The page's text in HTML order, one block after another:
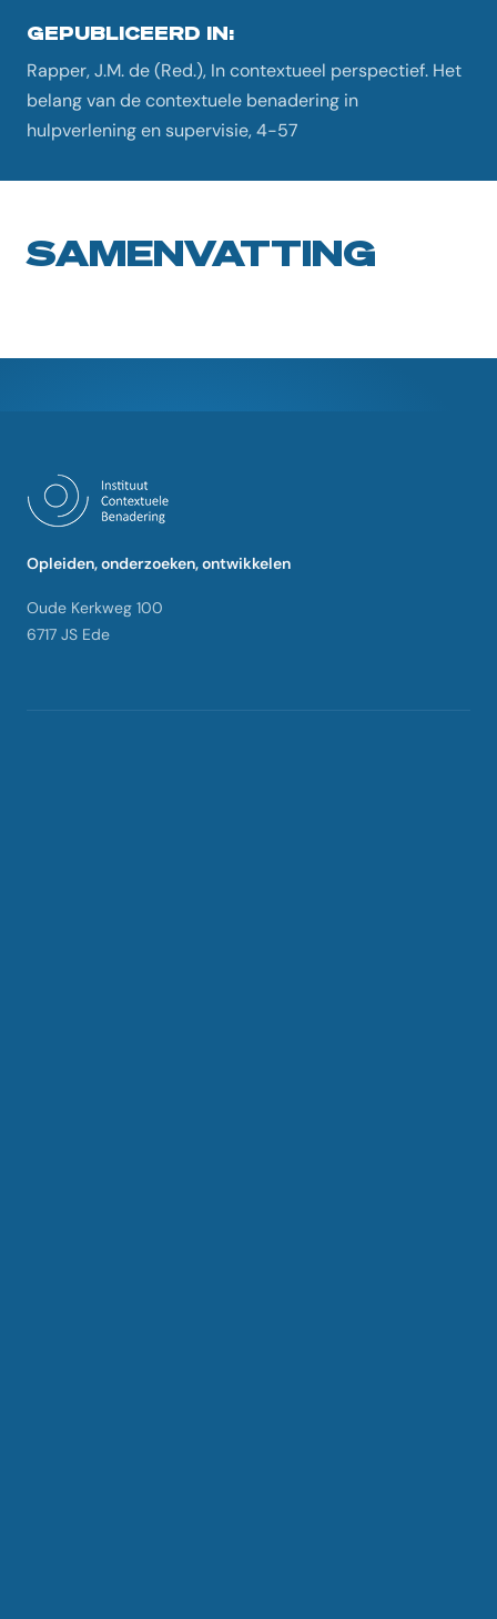
GEPUBLICEERD IN:
Rapper, J.M. de (Red.), In contextueel perspectief. Het
belang van de contextuele benadering in
hulpverlening en supervisie, 4-57
SAMENVATTING
Opleiden, onderzoeken, ontwikkelen
Oude Kerkweg 100
6717 JS Ede